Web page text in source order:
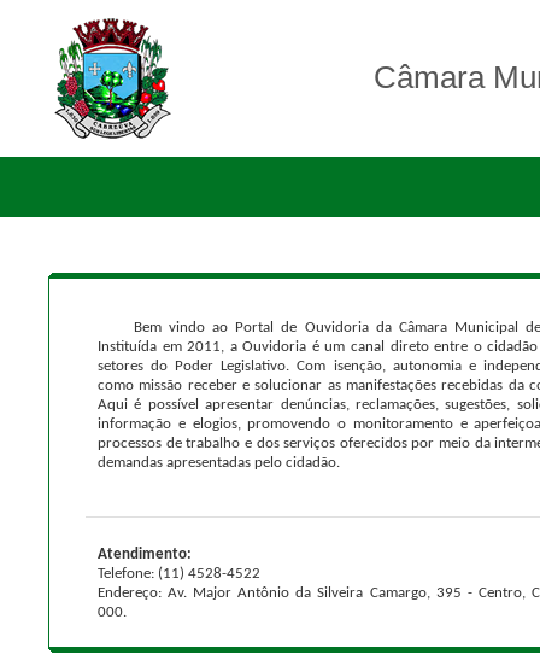
Câmara
Bem vindo ao Portal de Ouvidoria da Câmara Municipal
Instituída em 2011, a Ouvidoria é um canal direto entre o
setores do Poder Legislativo. Com isenção, autonomia e
como missão receber e solucionar as manifestações recebidas da
Aqui é possível apresentar denúncias, reclamações, sugestões,
informação e elogios, promovendo o monitoramento e
processos de trabalho e dos serviços oferecidos por meio da
demandas apresentadas pelo cidadão.
Atendimento:
Telefone: (11) 4528-4522
Endereço: Av. Major Antônio da Silveira Camargo, 395 - Centro,
000.